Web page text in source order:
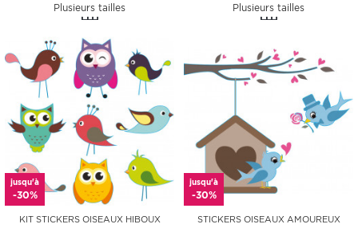
Plusieurs tailles
Plusieurs tailles
jusqu'à
-30%
KIT STICKERS OISEAUX HIBOUX
jusqu'à
-30%
STICKERS OISEAUX AMOUREUX